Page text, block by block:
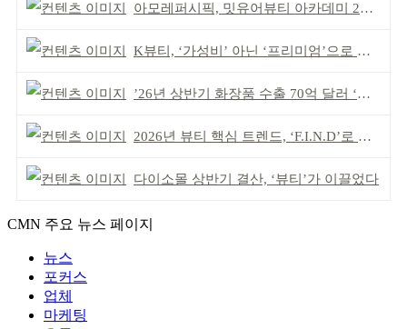
아모레퍼시픽, 밋유어뷰티 아카데미 2기 발대식
K뷰티, ‘가성비’ 아닌 ‘프리미엄’으로 승부걸어야
’26년 상반기 화장품 수출 70억 달러 ‘역대 최고’
2026년 뷰티 핵심 트렌드, ‘F.I.N.D’로 읽는다
다이소몰 상반기 결산, ‘뷰티’가 이끌었다
CMN 주요 뉴스 페이지
뉴스
포커스
업체
마케팅